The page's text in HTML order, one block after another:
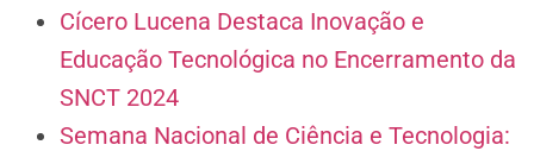
Cícero Lucena Destaca Inovação e
Educação Tecnológica no Encerramento da
SNCT 2024
Semana Nacional de Ciência e Tecnologia: